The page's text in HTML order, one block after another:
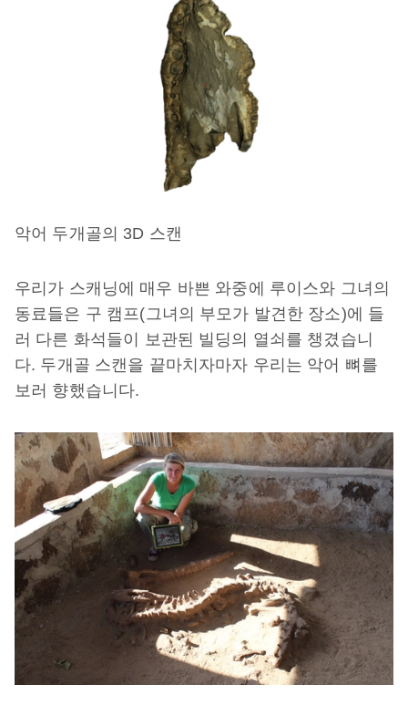
악어 두개골의 3D 스캔
우리가 스캐닝에 매우 바쁜 와중에 루이스와 그녀의
동료들은 구 캠프(그녀의 부모가 발견한 장소)에 들
러 다른 화석들이 보관된 빌딩의 열쇠를 챙겼습니
다. 두개골 스캔을 끝마치자마자 우리는 악어 뼈를
보러 향했습니다.